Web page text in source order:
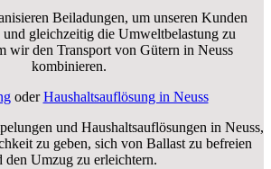
Beiladungen, um unseren Kunden
und gleichzeitig die Umweltbelastung zu
wir den Transport von Gütern in Neuss
kombinieren.
oderHaushaltsauflösung in Neuss
und Haushaltsauflösungen in Neuss,
zu geben, sich von Ballast zu befreien
den Umzug zu erleichtern.